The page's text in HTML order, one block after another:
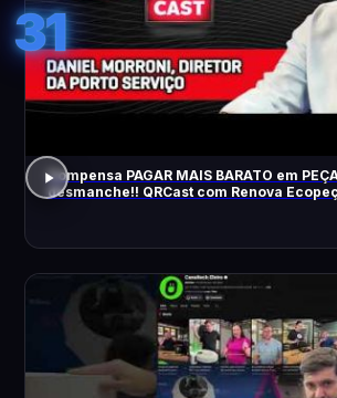
31
Compensa PAGAR MAIS BARATO em
desmanche!! QRCast com Renova